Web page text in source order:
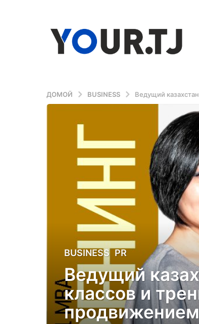
ДОМОЙ BUSINESS Ведущий
4
о
д
а
н
BUSINESS ,PR
Ведущий
классов и